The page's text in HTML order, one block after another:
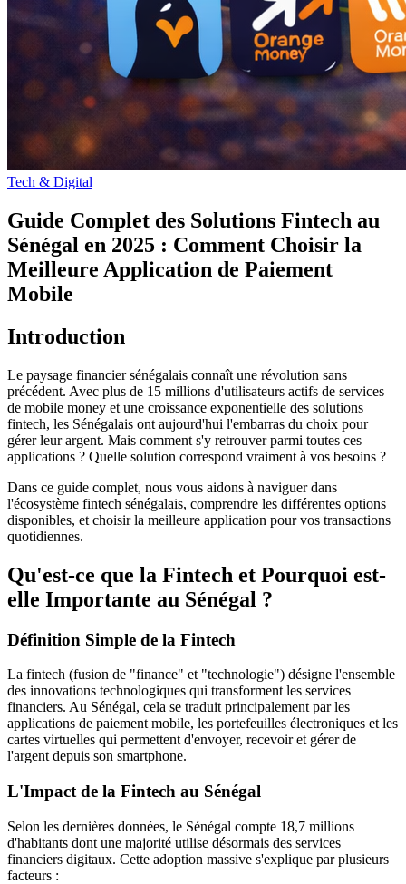
Tech & Digital
Guide Complet des Solutions Fintech au
Sénégal en 2025 : Comment Choisir la
Meilleure Application de Paiement
Mobile
Introduction
Le paysage financier sénégalais connaît une révolution sans
précédent. Avec plus de 15 millions d'utilisateurs actifs de services
de mobile money et une croissance exponentielle des solutions
fintech, les Sénégalais ont aujourd'hui l'embarras du choix pour
gérer leur argent. Mais comment s'y retrouver parmi toutes ces
applications ? Quelle solution correspond vraiment à vos besoins ?
Dans ce guide complet, nous vous aidons à naviguer dans
l'écosystème fintech sénégalais, comprendre les différentes options
disponibles, et choisir la meilleure application pour vos transactions
quotidiennes.
Qu'est-ce que la Fintech et Pourquoi est-
elle Importante au Sénégal ?
Définition Simple de la Fintech
La fintech (fusion de "finance" et "technologie") désigne l'ensemble
des innovations technologiques qui transforment les services
financiers. Au Sénégal, cela se traduit principalement par les
applications de paiement mobile, les portefeuilles électroniques et les
cartes virtuelles qui permettent d'envoyer, recevoir et gérer de
l'argent depuis son smartphone.
L'Impact de la Fintech au Sénégal
Selon les dernières données, le Sénégal compte 18,7 millions
d'habitants dont une majorité utilise désormais des services
financiers digitaux. Cette adoption massive s'explique par plusieurs
facteurs :